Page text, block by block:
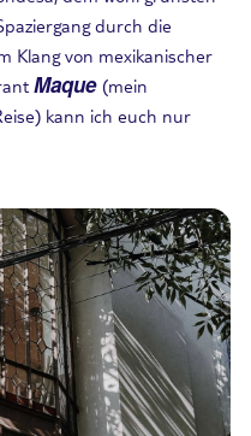
durch die
Klang von mexikanischer
Maque (mein
kann ich euch nur